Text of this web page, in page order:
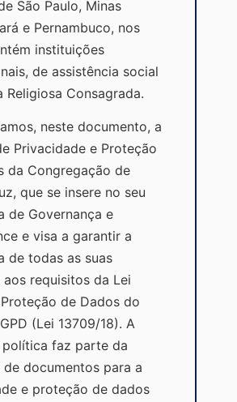
São Paulo, Minas
e Pernambuco, nos
instituições
de assistência social
Religiosa Consagrada.
neste documento, a
Privacidade e Proteção
da Congregação de
que se insere no seu
de Governança e
e visa a garantir a
de todas as suas
aos requisitos da Lei
de Dados do
(Lei 13709/18). A
política faz parte da
documentos para a
e proteção de dados